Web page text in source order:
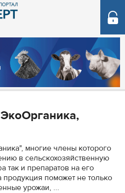
многие члены которого
в сельскохозяйственную
так и препаратов на его
поможет не только
урожаи, ...